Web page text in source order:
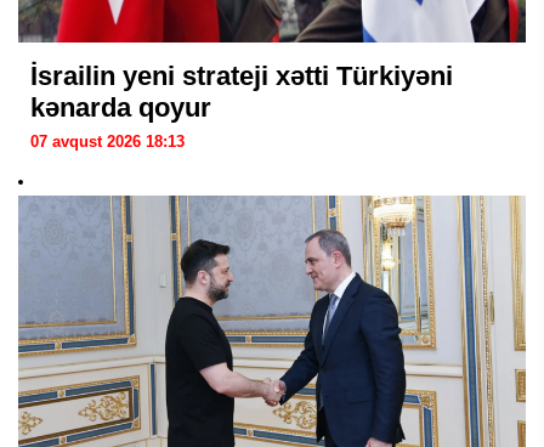
İsrailin yeni strateji xətti Türkiyəni
kənarda qoyur
07 avqust 2026 18:13